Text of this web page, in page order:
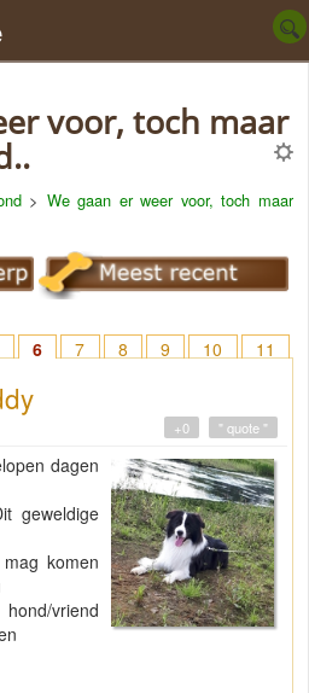
> We gaan er weer voor, toch maar
6 7 8 9 10
11
" quote "
+0
dagen
geweldige
komen
vriend